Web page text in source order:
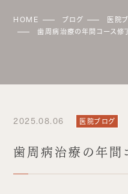
HOME ブログ
医院
歯周病治療の年間コース修
2025.08.06 医院ブログ
歯周病治療の年間